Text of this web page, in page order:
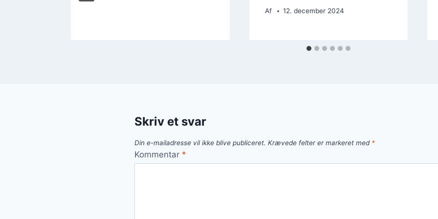
Af 12. december 2024
Skriv et svar
Din e-mailadresse vil ikke blive publiceret. Krævede felter er markeret med *
Kommentar *